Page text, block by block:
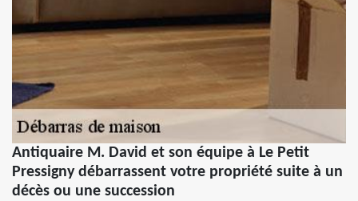
Antiquaire M. David et son équipe à Le Petit
Pressigny débarrassent votre propriété suite à un
décès ou une succession